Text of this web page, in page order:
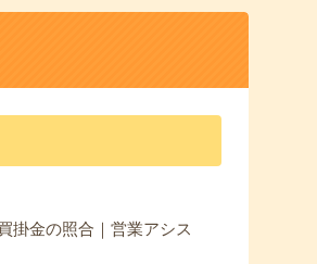
掛金の照合｜営業アシス